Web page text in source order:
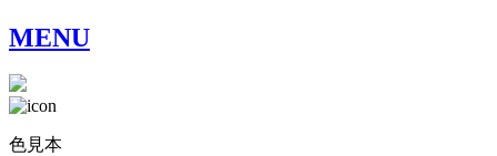
MENU
色見本